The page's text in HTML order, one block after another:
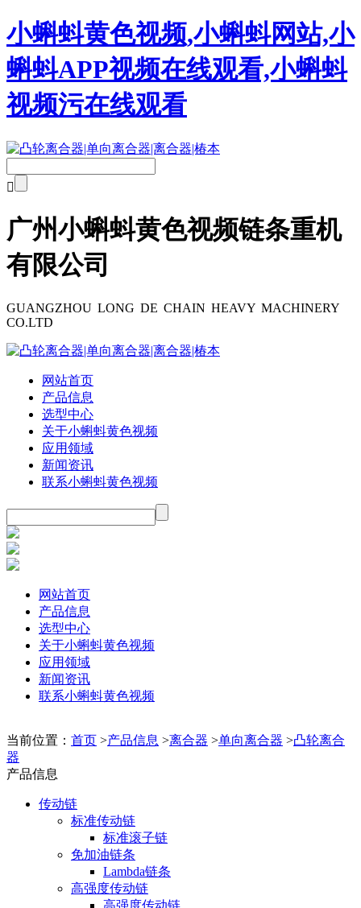
小蝌蚪黄色视频,小蝌蚪网站,小
蝌蚪APP视频在线观看,小蝌蚪
视频污在线观看

广州小蝌蚪黄色视频链条重机
有限公司
GUANGZHOU LONG DE CHAIN HEAVY MACHINERY
CO.LTD
网站首页
产品信息
选型中心
关于小蝌蚪黄色视频
应用领域
新闻资讯
联系小蝌蚪黄色视频
网站首页
产品信息
选型中心
关于小蝌蚪黄色视频
应用领域
新闻资讯
联系小蝌蚪黄色视频
当前位置： 首页 >产品信息 >离合器 >单向离合器 >凸轮离合
器
产品信息
传动链
标准传动链
标准滚子链
免加油链条
Lambda链条
高强度传动链
高强度传动链